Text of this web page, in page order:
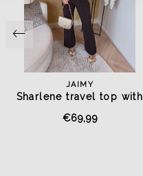
JAIMY
Sharlene travel top with
collar and zip ruched
sleeves brown
€69,99